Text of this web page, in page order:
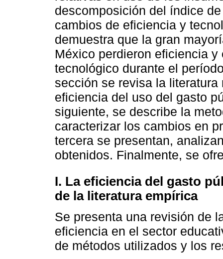
descomposición del índice
cambios de eficiencia y
demuestra que la gran
México perdieron eficiencia
tecnológico durante el
sección se revisa la
eficiencia del uso del gasto
siguiente, se describe la
caracterizar los cambios en
tercera se presentan,
obtenidos. Finalmente, se
I. La eficiencia del gasto
de la literatura empírica
Se presenta una revisión de
eficiencia en el sector
de métodos utilizados y los